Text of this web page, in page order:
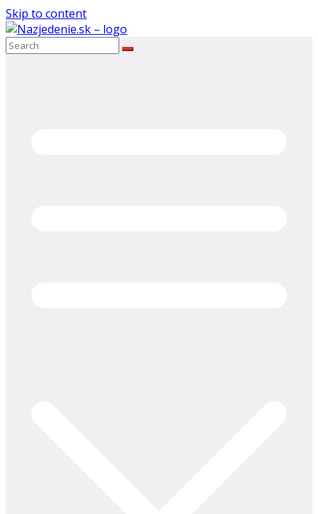
Skip to content